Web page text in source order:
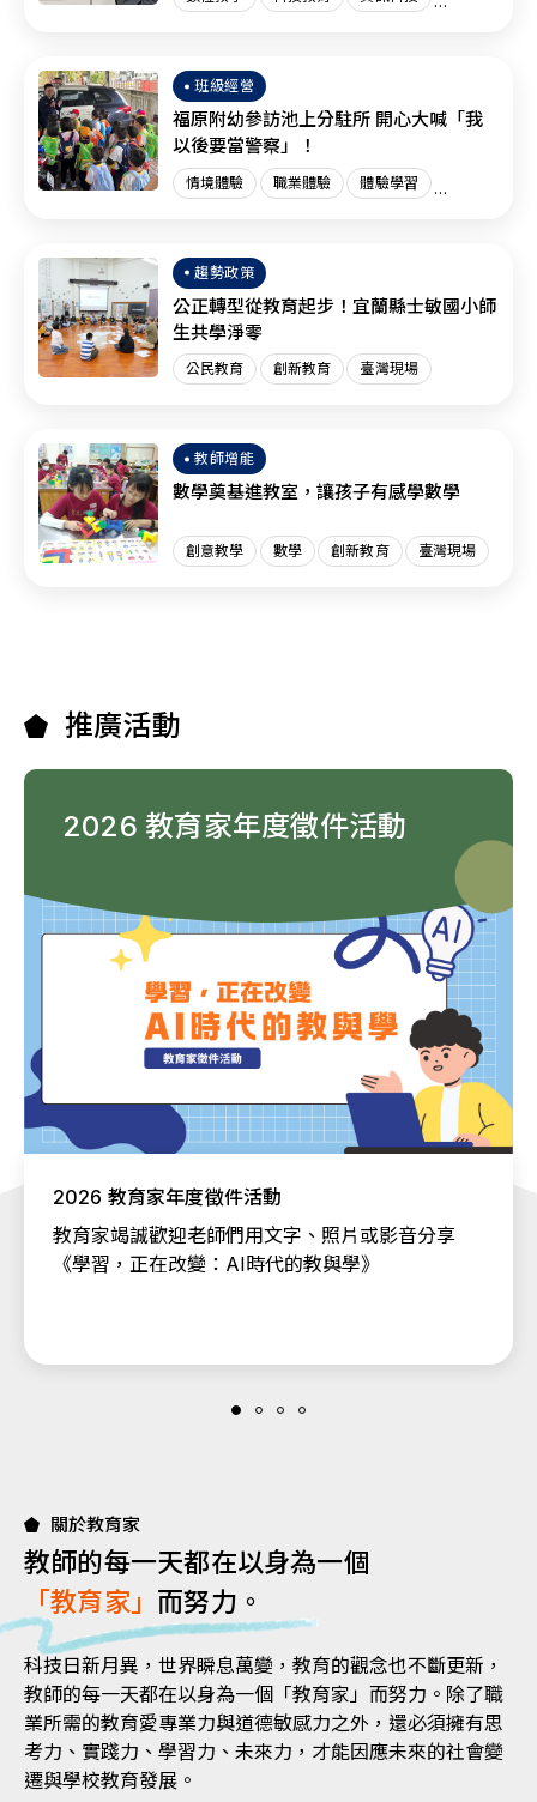
班級經營
福原附幼參訪池上分駐所 開心大喊「我
以後要當警察」！
情境體驗 職業體驗 體驗學習
趨勢政策
公正轉型從教育起步！宜蘭縣士敏國小師
生共學淨零
公民教育 創新教育 臺灣現場
教師增能
數學奠基進教室，讓孩子有感學數學
創意教學 數學 創新教育 臺灣現場
推廣活動
2026 教育家年度徵件活動
2026 教育家年度徵件活動
教育家竭誠歡迎老師們用文字、照片或影音分享
《學習，正在改變：AI時代的教與學》
關於教育家
教師的每一天都在以身為一個
「教育家」 而努力。
科技日新月異，世界瞬息萬變，教育的觀念也不斷更新，
教師的每一天都在以身為一個「教育家」而努力。除了職
業所需的教育愛專業力與道德敏感力之外，還必須擁有思
考力、實踐力、學習力、未來力，才能因應未來的社會變
遷與學校教育發展。